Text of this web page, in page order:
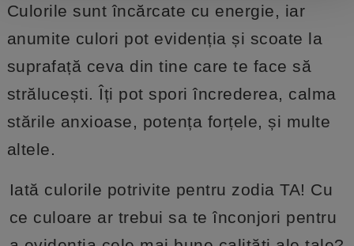
Culorile sunt încărcate cu energie, iar
anumite culori pot evidenția și scoate la
suprafață ceva din tine care te face să
strălucești. Îți pot spori încrederea, calma
stările anxioase, potența forțele, și multe
altele.
Iată culorile potrivite pentru zodia TA! Cu
ce culoare ar trebui sa te înconjori pentru